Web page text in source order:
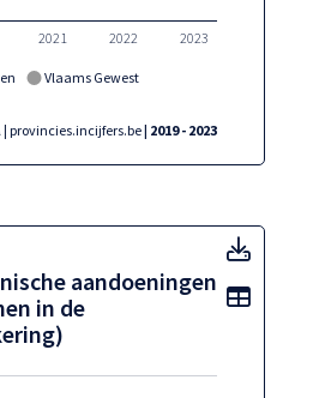
Vlaams Gewest
2021 2022 2023
| provincies.incijfers.be| 2019 - 2023
aandoeningen
in de
Toon